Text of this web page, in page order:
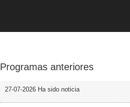
Programas anteriores
27-07-2026 Ha sido noticia